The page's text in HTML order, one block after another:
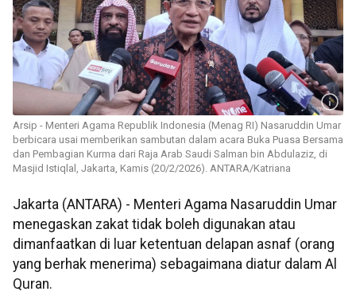
Arsip - Menteri Agama Republik Indonesia (Menag RI) Nasaruddin Umar
berbicara usai memberikan sambutan dalam acara Buka Puasa Bersama
dan Pembagian Kurma dari Raja Arab Saudi Salman bin Abdulaziz, di
Masjid Istiqlal, Jakarta, Kamis (20/2/2026). ANTARA/Katriana
Jakarta (ANTARA) - Menteri Agama Nasaruddin Umar
menegaskan zakat tidak boleh digunakan atau
dimanfaatkan di luar ketentuan delapan asnaf (orang
yang berhak menerima) sebagaimana diatur dalam Al
Quran.